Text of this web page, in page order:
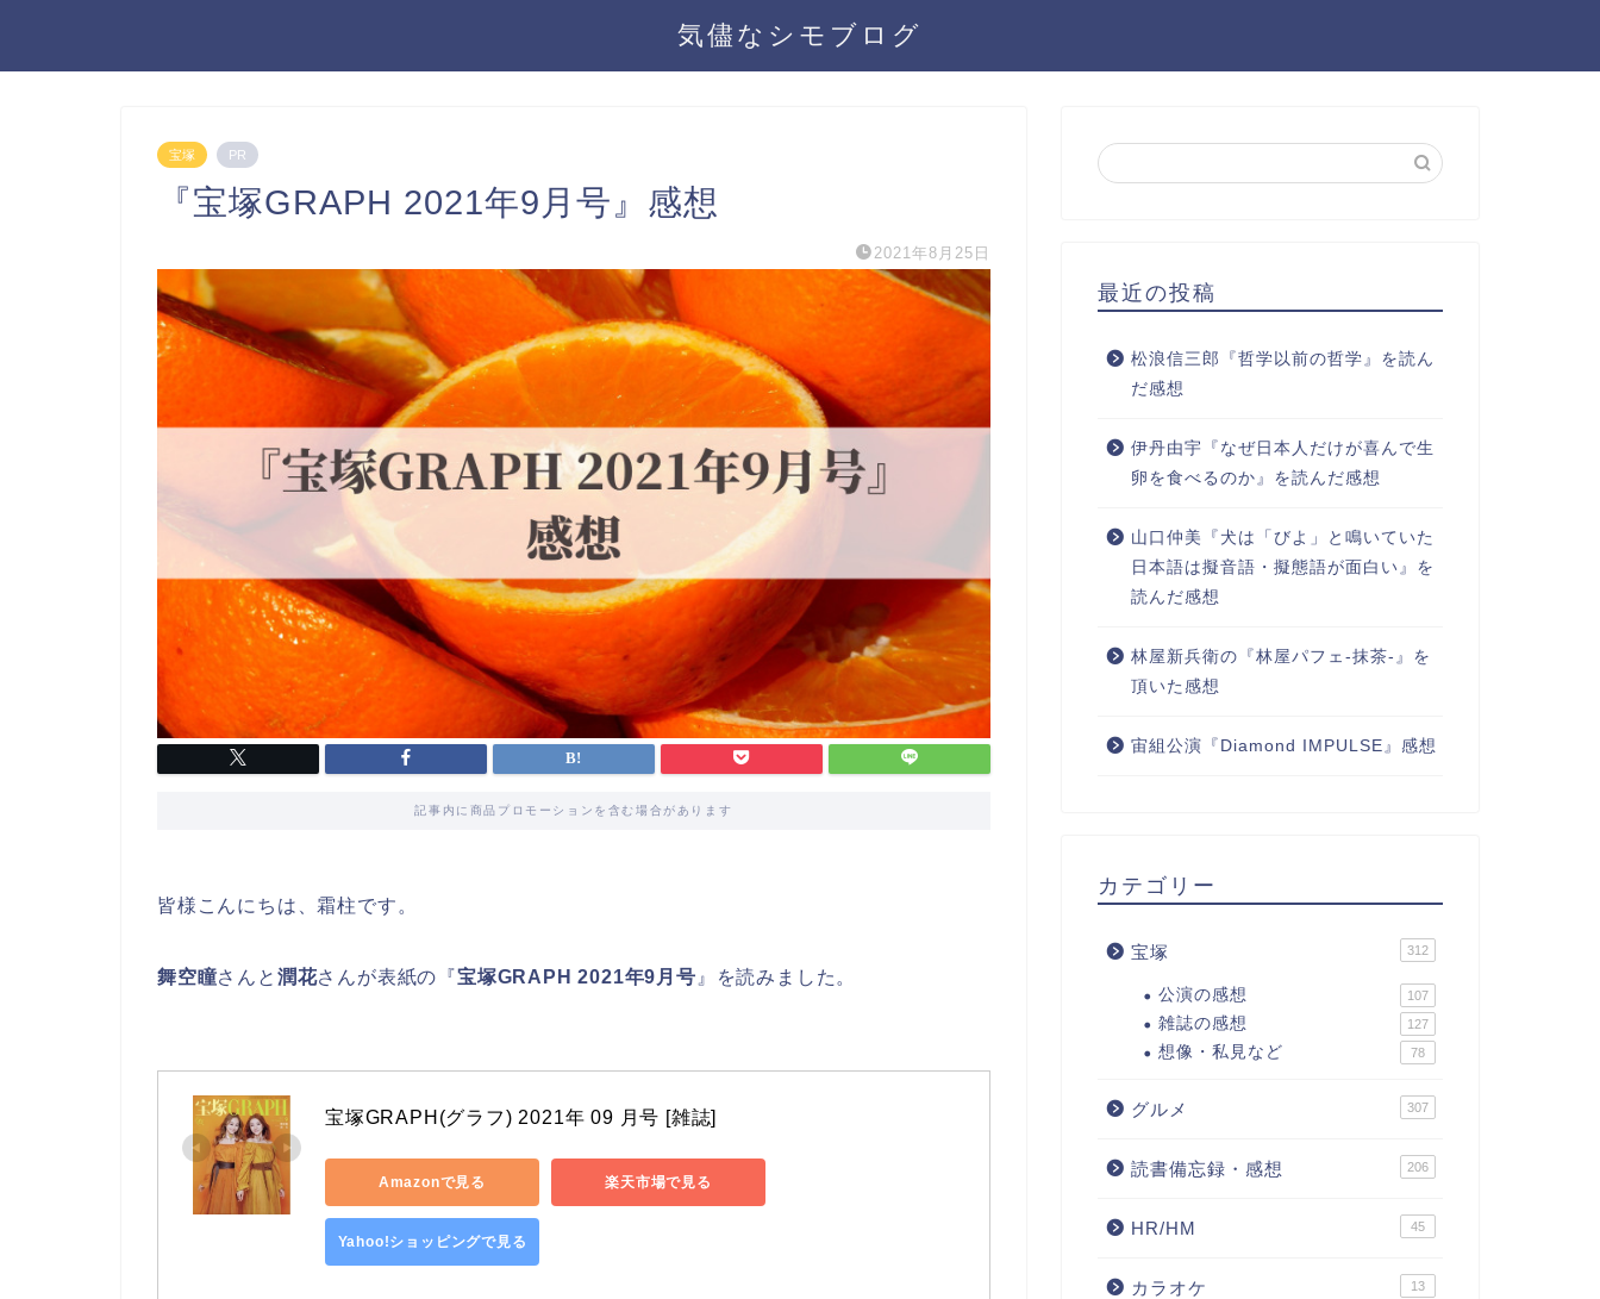
気儘なシモブログ
宝塚 PR
『宝塚GRAPH 2021年9月号』感想
2021年8月25日
記事内に商品プロモーションを含む場合があります
皆様こんにちは、霜柱です。
舞空瞳さんと 潤花さんが表紙の『宝塚GRAPH 2021年9月号 』を読みました。
宝塚GRAPH(グラフ) 2021年 09 月号 [雑誌]
Amazonで見る 楽天市場で見る
Yahoo!ショッピングで見る
最近の投稿
松浪信三郎『哲学以前の哲学』を読ん
だ感想
伊丹由宇『なぜ日本人だけが喜んで生
卵を食べるのか』を読んだ感想
山口仲美『犬は「びよ」と鳴いていた
日本語は擬音語・擬態語が面白い』を
読んだ感想
林屋新兵衛の『林屋パフェ-抹茶-』を
頂いた感想
宙組公演『Diamond IMPULSE』感想
カテゴリー
宝塚 312
公演の感想 107
雑誌の感想 127
想像・私見など 78
グルメ 307
読書備忘録・感想 206
HR/HM 45
カラオケ 13